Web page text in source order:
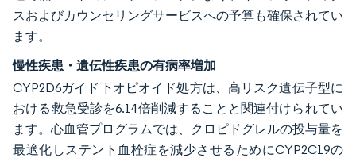
スおよびカウンセリングサービスへの予算も確保されてい
ます。
慢性疾患・遺伝性疾患の有病率増加
CYP2D6ガイド下オピオイド処方は、高リスク遺伝子型に
おける救急受診を6.14倍削減することと関連付けられてい
ます。心血管プログラムでは、クロピドグレルの投与量を
最適化しステント血栓症を減少させるためにCYP2C19の